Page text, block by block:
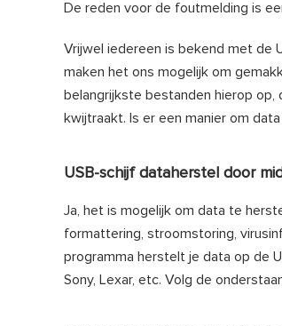
De reden voor de foutmelding is
Vrijwel iedereen is bekend met de
maken het ons mogelijk om
belangrijkste bestanden hierop
kwijtraakt. Is er een manier om
USB-schijf dataherstel door
Ja, het is mogelijk om data te
formattering, stroomstoring,
programma herstelt je data op de
Sony, Lexar, etc. Volg de